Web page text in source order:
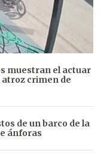
muestran el actuar
atroz crimen de
de un barco de la
ánforas